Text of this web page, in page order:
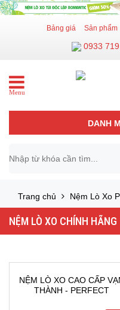
Bảng giá Sản phẩm
0933 719
Menu
DANH
Trang chủ Nệm Lò Xo
NỆM LÒ XO CHÍNH HÃNG
NỆM LÒ XO CAO CẤP
THÀNH - PERFECT